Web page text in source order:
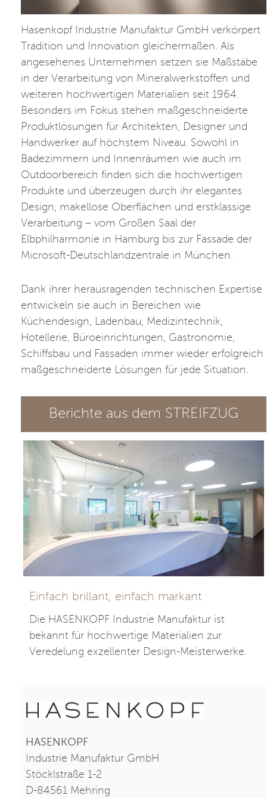
HASENKOPF
Industrie Manufaktur GmbH
Stöcklstraße 1-2
D-84561 Mehring
Hasenkopf Industrie Manufaktur GmbH verkörpert
Tradition und Innovation gleichermaßen. Als
angesehenes Unternehmen setzen sie Maßstäbe
in der Verarbeitung von Mineralwerkstoffen und
weiteren hochwertigen Materialien seit 1964.
Besonders im Fokus stehen maßgeschneiderte
Produktlösungen für Architekten, Designer und
Handwerker auf höchstem Niveau. Sowohl in
Badezimmern und Innenräumen wie auch im
Outdoorbereich finden sich die hochwertigen
Produkte und überzeugen durch ihr elegantes
Design, makellose Oberflächen und erstklassige
Verarbeitung – vom Großen Saal der
Elbphilharmonie in Hamburg bis zur Fassade der
Microsoft-Deutschlandzentrale in München.
Dank ihrer herausragenden technischen Expertise
entwickeln sie auch in Bereichen wie
Küchendesign, Ladenbau, Medizintechnik,
Hotellerie, Büroeinrichtungen, Gastronomie,
Schiffsbau und Fassaden immer wieder erfolgreich
maßgeschneiderte Lösungen für jede Situation.
Berichte aus dem STREIFZUG
Einfach brillant, einfach markant
Die HASENKOPF Industrie Manufaktur ist
bekannt für hochwertige Materialien zur
Veredelung exzellenter Design-Meisterwerke.